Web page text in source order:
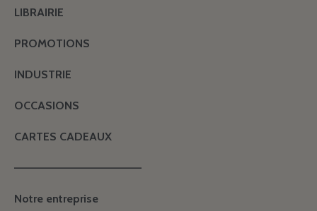
LIBRAIRIE
PROMOTIONS
INDUSTRIE
OCCASIONS
CARTES CADEAUX
———————————————
Notre entreprise